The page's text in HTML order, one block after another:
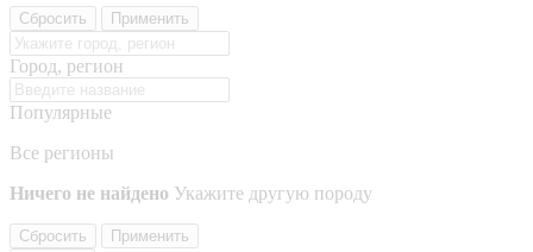
Сбросить Применить
Город, регион
Популярные
Все регионы
Ничего не найдено Укажите другую породу
Сбросить
Применить